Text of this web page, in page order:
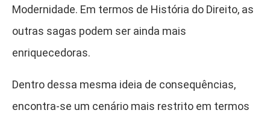
Modernidade. Em termos de História do Direito, as
outras sagas podem ser ainda mais
enriquecedoras.
Dentro dessa mesma ideia de consequências,
encontra-se um cenário mais restrito em termos